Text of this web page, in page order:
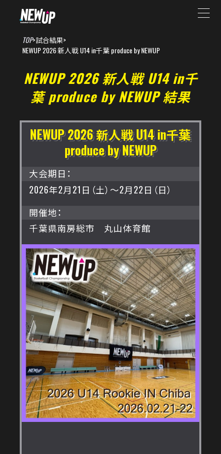
TOP>試合結果>
NEWUP 2026 新人戦 U14 in千葉 produce by NEWUP
NEWUP 2026 新人戦 U14 in千
葉 produce by NEWUP 結果
NEWUP 2026 新人戦 U14 in千葉
produce by NEWUP
大会期日：
2026年2月21日（土）～2月22日（日）
開催地：
千葉県南房総市 丸山体育館